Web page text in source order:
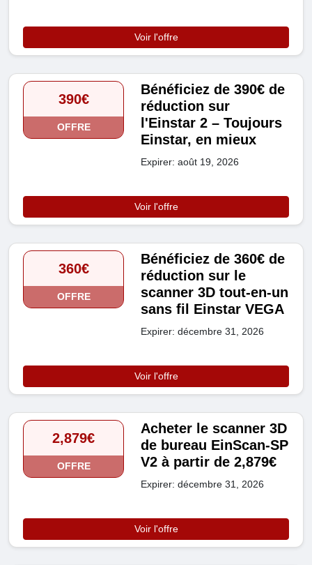
Voir l'offre
390€
OFFRE
Bénéficiez de 390€ de
réduction sur
l'Einstar 2 – Toujours
Einstar, en mieux
Expirer: août 19, 2026
Voir l'offre
360€
OFFRE
Bénéficiez de 360€ de
réduction sur le
scanner 3D tout-en-un
sans fil Einstar VEGA
Expirer: décembre 31, 2026
Voir l'offre
2,879€
OFFRE
Acheter le scanner 3D
de bureau EinScan-SP
V2 à partir de 2,879€
Expirer: décembre 31, 2026
Voir l'offre